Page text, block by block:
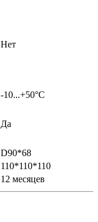
Нет
-10...+50°С
Да
D90*68
110*110*110
12 месяцев